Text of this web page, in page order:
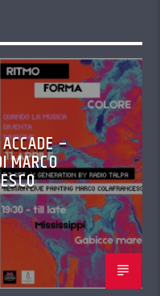
–
MARCO